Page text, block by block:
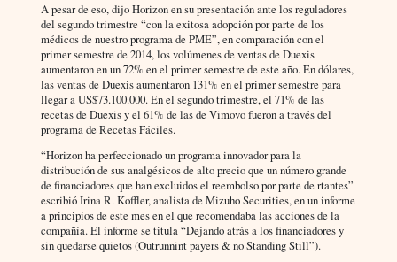
A pesar de eso, dijo Horizon en su presentación ante los reguladores
del segundo trimestre “con la exitosa adopción por parte de los
médicos de nuestro programa de PME”, en comparación con el
primer semestre de 2014, los volúmenes de ventas de Duexis
aumentaron en un 72% en el primer semestre de este año. En dólares,
las ventas de Duexis aumentaron 131% en el primer semestre para
llegar a US$73.100.000. En el segundo trimestre, el 71% de las
recetas de Duexis y el 61% de las de Vimovo fueron a través del
programa de Recetas Fáciles.
“Horizon ha perfeccionado un programa innovador para la
distribución de sus analgésicos de alto precio que un número grande
de financiadores que han excluidos el reembolso por parte de rtantes”
escribió Irina R. Koffler, analista de Mizuho Securities, en un informe
a principios de este mes en el que recomendaba las acciones de la
compañía. El informe se titula “Dejando atrás a los financiadores y
sin quedarse quietos (Outrunnint payers & no Standing Still”).